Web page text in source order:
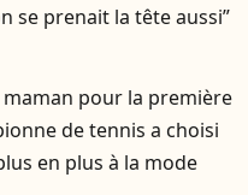
se prenait la tête aussi”
maman pour la première
de tennis a choisi
en plus à la mode